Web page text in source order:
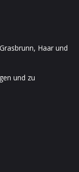
Haar und
und zu